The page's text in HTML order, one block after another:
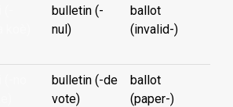
bulletin (-
nul)
ballot
(invalid-)
bulletin (-de
vote)
ballot
(paper-)